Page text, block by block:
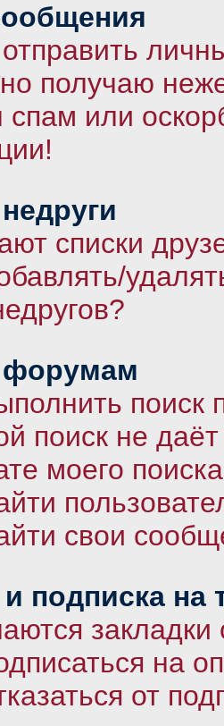
получаю
или
списки
форумам
поиск не даёт
моего
свои
и подписка на
закладки
на
от